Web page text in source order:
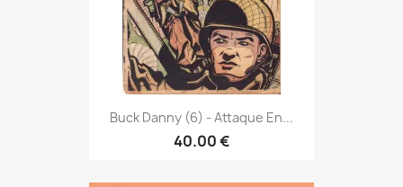
Buck Danny (6) - Attaque En...
40.00 €